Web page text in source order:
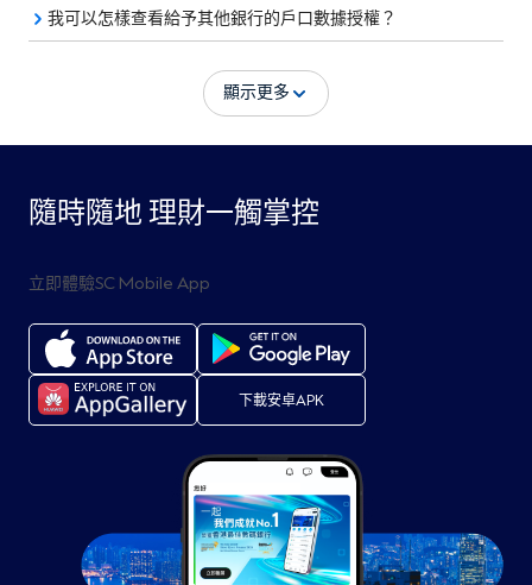
我可以怎樣查看給予其他銀行的戶口數據授權？
顯示更多
隨時隨地 理財一觸掌控
立即體驗SC Mobile App
下載安卓APK